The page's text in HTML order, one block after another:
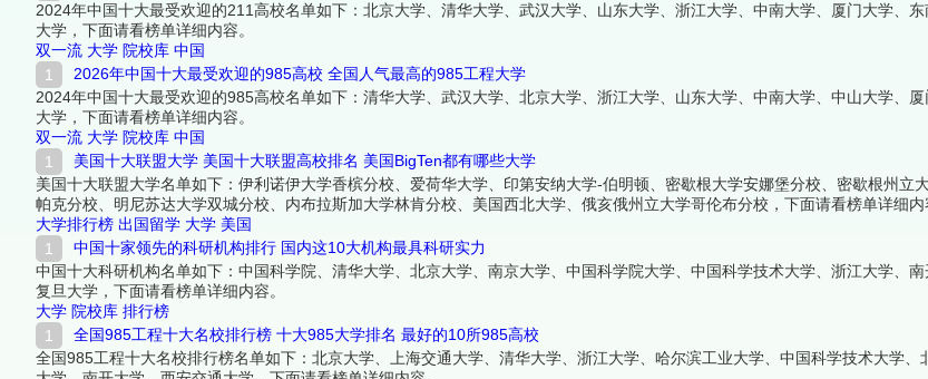
2024年中国十大最受欢迎的211高校名单如下：北京大学、清华大学、武汉大学、山东大学、浙江大学、中南大学、厦门大学、东
大学，下面请看榜单详细内容。
双一流 大学 院校库 中国
2026年中国十大最受欢迎的985高校 全国人气最高的985工程大学
2024年中国十大最受欢迎的985高校名单如下：清华大学、武汉大学、北京大学、浙江大学、山东大学、中南大学、中山大学、厦
大学，下面请看榜单详细内容。
双一流 大学 院校库 中国
美国十大联盟大学 美国十大联盟高校排名 美国BigTen都有哪些大学
美国十大联盟大学名单如下：伊利诺伊大学香槟分校、爱荷华大学、印第安纳大学-伯明顿、密歇根大学安娜堡分校、密歇根州立
帕克分校、明尼苏达大学双城分校、内布拉斯加大学林肯分校、美国西北大学、俄亥俄州立大学哥伦布分校，下面请看榜单详细内
大学排行榜 出国留学 大学 美国
中国十家领先的科研机构排行 国内这10大机构最具科研实力
中国十大科研机构名单如下：中国科学院、清华大学、北京大学、南京大学、中国科学院大学、中国科学技术大学、浙江大学、南
复旦大学，下面请看榜单详细内容。
大学 院校库 排行榜
全国985工程十大名校排行榜 十大985大学排名 最好的10所985高校
全国985工程十大名校排行榜名单如下：北京大学、上海交通大学、清华大学、浙江大学、哈尔滨工业大学、中国科学技术大学、